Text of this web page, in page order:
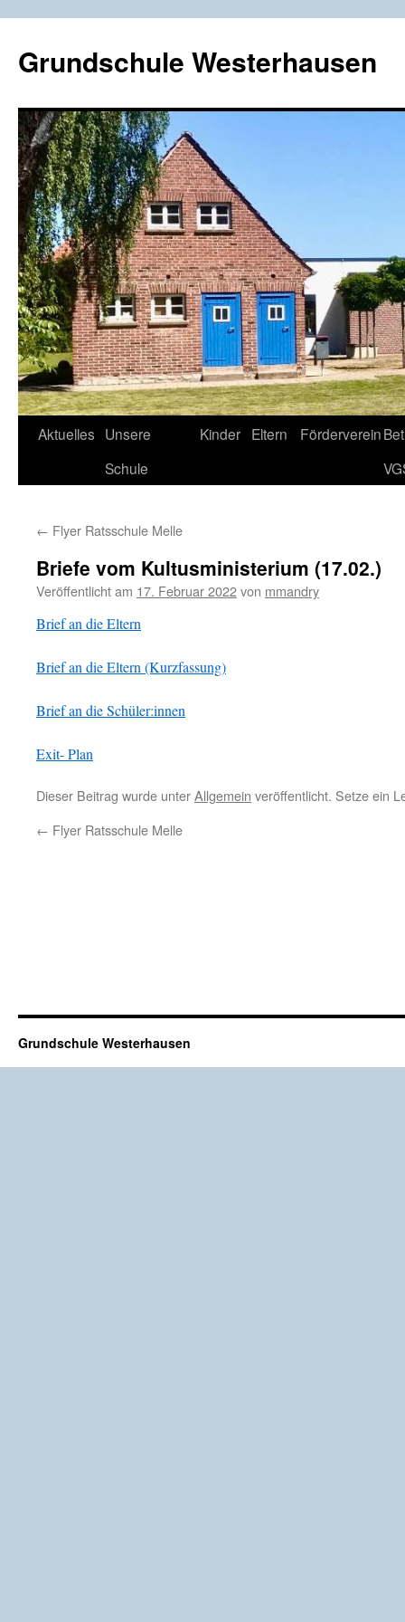
springen
Grundschule Westerhausen
Aktuelles Unsere
Schule
Kinder Eltern Förderverein
← Flyer Ratsschule Melle
Briefe vom Kultusministerium (17.02.)
Veröffentlicht am 17. Februar 2022von mmandry
Brief an die Eltern
Brief an die Eltern (Kurzfassung)
Brief an die Schüler:innen
Exit- Plan
Dieser Beitrag wurde unterAllgemein veröffentlicht. Setze ein
← Flyer Ratsschule Melle
Grundschule Westerhausen